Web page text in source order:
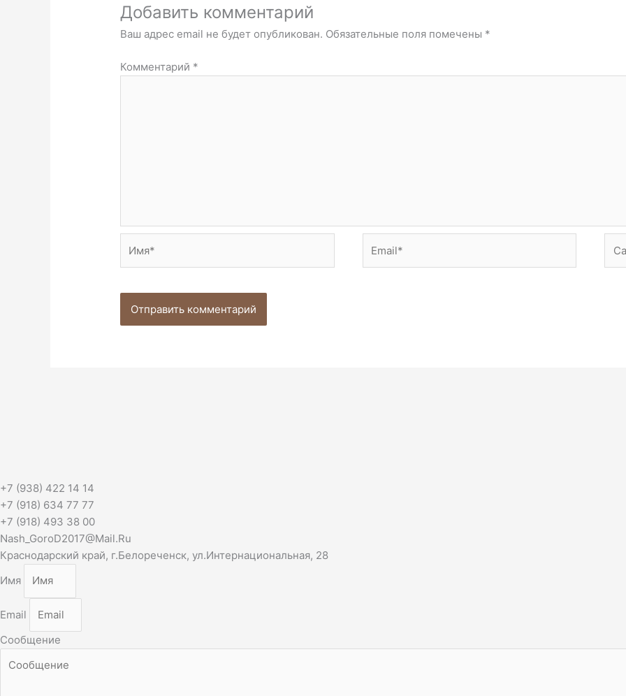
Добавить комментарий
Ваш адрес email не будет опубликован. Обязательные поля помечены *
Комментарий *
+7 (938) 422 14 14
+7 (918) 634 77 77
+7 (918) 493 38 00
Nash_GoroD2017@Mail.Ru
Краснодарский край, г.Белореченск, ул.Интернациональная, 28
Имя
Email
Сообщение